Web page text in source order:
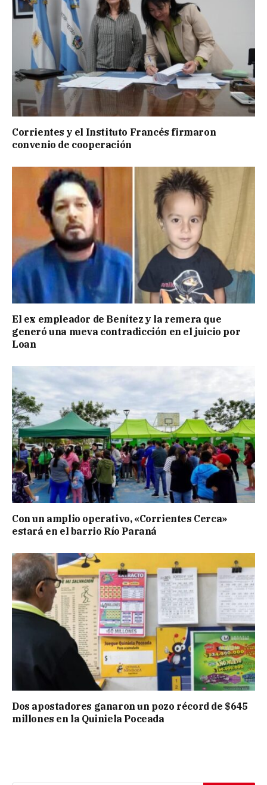
Corrientes y el Instituto Francés firmaron
convenio de cooperación
El ex empleador de Benítez y la remera que
generó una nueva contradicción en el juicio por
Loan
Con un amplio operativo, «Corrientes Cerca»
estará en el barrio Río Paraná
Dos apostadores ganaron un pozo récord de $645
millones en la Quiniela Poceada